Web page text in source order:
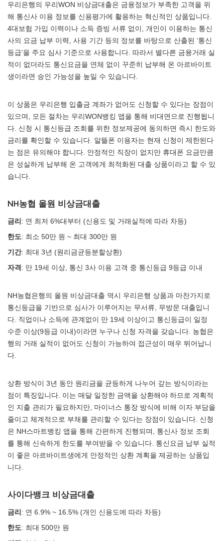
우리은행의 우리WON 비상금대출은 금융정보가 부족한 고객을 위
해 통신사 이용 정보를 신용평가에 활용하는 혁신적인 상품입니다.
4대보험 가입 이력이나 소득 증빙 서류 없이, 개인이 이용하는 통신
사의 요금 납부 이력, 사용 기간 등의 정보를 바탕으로 산출된 ‘통신
등급’을 주요 심사 기준으로 사용합니다. 따라서 별다른 금융거래 실
적이 없더라도 통신요금을 연체 없이 꾸준히 납부해 온 아르바이트
생이라면 승인 가능성을 높일 수 있습니다.
이 상품은 우리은행 입출금 계좌가 없어도 신청할 수 있다는 장점이
있으며, 모든 절차는 우리WON뱅킹 앱을 통해 비대면으로 진행됩니
다. 신청 시 통신등급 조회를 위한 정보제공에 동의하면 즉시 한도와
금리를 확인할 수 있습니다. 알뜰폰 이용자는 현재 신청이 제한된다
는 점은 유의해야 합니다. 안정적인 직장이 없지만 휴대폰 요금만큼
은 성실하게 납부해 온 고객에게 최적화된 대출 상품이라고 할 수 있
습니다.
NH농협 올원 비상금대출
금리 : 연 최저 6%대부터 (신용도 및 거래실적에 따라 차등)
한도: 최소 50만 원 ~ 최대 300만 원
기간: 최대 3년 (원리금균등분할상환)
자격 : 만 19세 이상, 통신 3사 이용 고객 중 통신등급 9등급 이내
NH농협은행의 올원 비상금대출 역시 우리은행 상품과 마찬가지로
통신등급을 기반으로 심사가 이루어지는 무서류, 무방문 대출입니
다. 직업이나 소득에 관계없이 만 19세 이상이고 통신등급이 일정
수준 이상(9등급 이내)이라면 누구나 신청 자격을 갖습니다. 농협은
행의 거래 실적이 없어도 신청이 가능하여 접근성이 매우 뛰어납니
다.
상환 방식이 3년 동안 원리금을 균등하게 나누어 갚는 방식이라는
점이 특징입니다. 이는 매달 일정한 금액을 상환해야 하므로 계획적
인 지출 관리가 필요하지만, 마이너스 통장 방식에 비해 이자 부담을
줄이고 체계적으로 부채를 관리할 수 있다는 장점이 있습니다. 신청
은 NH스마트뱅킹 앱을 통해 간편하게 진행되며, 통신사 정보 조회
를 통해 신속하게 한도를 부여받을 수 있습니다. 통신요금 납부 실적
이 좋은 아르바이트생에게 안정적인 상환 계획을 제공하는 상품입
니다.
사이다뱅크 비상금대출
금리 : 연 6.9% ~ 16.5% (개인 신용도에 따라 차등)
한도: 최대 500만 원